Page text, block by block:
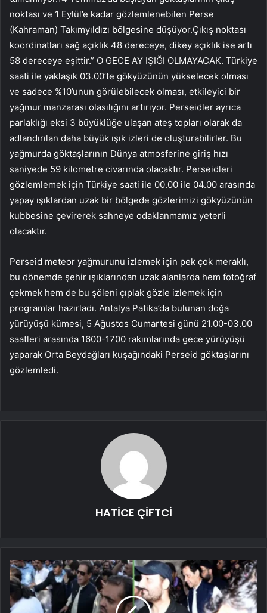
noktası ve 1 Eylül’e kadar gözlemlenebilen Perse
(Kahraman) Takımyıldızı bölgesine düşüyor.Çıkış noktası
koordinatları sağ açıklık 48 dereceye, dikey açıklık ise artı
58 dereceye eşittir.” O GECE AY IŞIĞI OLMAYACAK. Türkiye
saati ile yaklaşık 03.00’te gökyüzünün yükselecek olması
ve sadece %10’unun görülebilecek olması, etkileyici bir
yağmur manzarası olasılığını artırıyor. Perseidler ayrıca
parlaklığı eksi 3 büyüklüğe ulaşan ateş topları olarak da
adlandırılan daha büyük ışık izleri de oluşturabilirler. Bu
yağmurda göktaşlarının Dünya atmosferine giriş hızı
saniyede 59 kilometre civarında olacaktır. Perseidleri
gözlemlemek için Türkiye saati ile 00.00 ile 04.00 arasında
yapay ışıklardan uzak bir bölgede gözlerimizi gökyüzünün
kubbesine çevirerek sahneye odaklanmamız yeterli
olacaktır.
Perseid meteor yağmurunu izlemek için pek çok meraklı,
bu dönemde şehir ışıklarından uzak alanlarda hem fotoğraf
çekmek hem de bu şöleni çıplak gözle izlemek için
programlar hazırladı. Antalya Patika’da bulunan doğa
yürüyüşü kümesi, 5 Ağustos Cumartesi günü 21.00-03.00
saatleri arasında 1600-1700 rakımlarında gece yürüyüşü
yaparak Orta Beydağları kuşağındaki Perseid göktaşlarını
gözlemledi.
HATİCE ÇİFTCİ